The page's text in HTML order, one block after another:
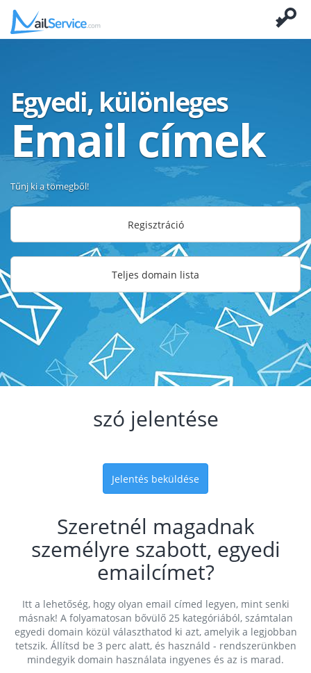
Egyedi, különleges
Email címek
Tűnj ki a tömegből!
Regisztráció
Teljes domain lista
szó jelentése
Jelentés beküldése
Szeretnél magadnak
személyre szabott, egyedi
emailcímet?
Itt a lehetőség, hogy olyan email címed legyen, mint senki
másnak! A folyamatosan bővülő 25 kategóriából, számtalan
egyedi domain közül választhatod ki azt, amelyik a legjobban
tetszik. Állítsd be 3 perc alatt, és használd - rendszerünkben
mindegyik domain használata ingyenes és az is marad.